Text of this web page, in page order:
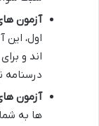
آزمون
اول،
اند و
درسنامه
آزمون های
ها به